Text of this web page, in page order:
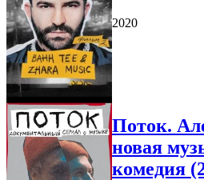
2020
Поток.
новая
комедия